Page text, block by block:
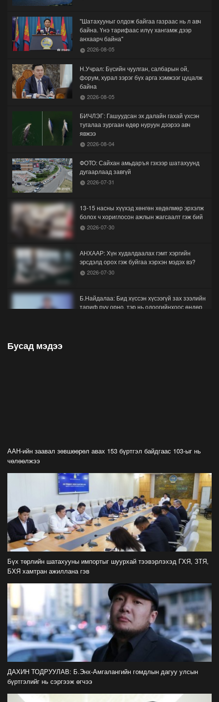
"Шатахууныг олдож байгаа газраас нь л авч
байна. Үнэ тарифаас илүү хангамж дээр
анхаарч байна"
2026-08-05
Н.Учрал: Бүсийн чуулган, салбарын ой,
форум, хурал зэрэг бүх арга хэмжээг цуцалж
байна
2026-08-05
БИЧЛЭГ: Гашуудсан эх далайн гахай үхсэн
тугалаа зургаан өдөр нуруун дээрээ авч
явжээ
2026-08-04
ФОТО: Сайхан амьдаръя гэхээр шатахуунд
дугаарлаад завгүй
2026-07-31
13-15 насны хүүхэд хөнгөн хөдөлмөр эрхэлж
болох ч хориглосон ажлын жагсаалт гэж бий
2026-07-30
АНХААР: Хүн худалдаалах гэмт хэргийн
эрсдэлд орох гэж буйгаа хэрхэн мэдэх вэ?
2026-07-30
Б.Найдалаа: Бид хүссэн хүсээгүй зах зээлийн
тариф руу орно, тэр нь одоогийнхоос өндөр
"Улсын цолд хүрсэн бөхчүүдээс допинг
илрээгүй, аймгийн цолтой нэг бөхөөс илэрсэн
гэх имэйл ирсэн"
2026-07-21
Засгийн газрын хуралдаанаас гарсан
шийдвэрийг танилцуулж байна
2026-07-21
Тажикистан Улсын Ерөнхийлөгч Эмомали
Рахмоныг угтан авлаа
2026-07-21
Н.Учрал: Аль замуудыг хэзээнээс хаахаа
08.01 гэхэд нийслэлчүүдэд мэдээлээрэй
2026-07-20
дэргэдээс Трамп холдохыг хүссэнгүй
2026-07-20
Бусад мэдээ
ААН-ийн заавал зөвшөөрөл авах 153 бүртгэл байдгаас 103-ыг нь
чөлөөлжээ
Бүх төрлийн шатахууны импортыг шуурхай тээвэрлэхэд ГХЯ, ЗТЯ,
БХЯ хамтран ажиллана гэв
ДАХИН ТОДРУУЛАВ: Б.Энх-Амгалангийн гомдлын дагуу улсын
бүртгэлийг нь сэргээж өгчээ